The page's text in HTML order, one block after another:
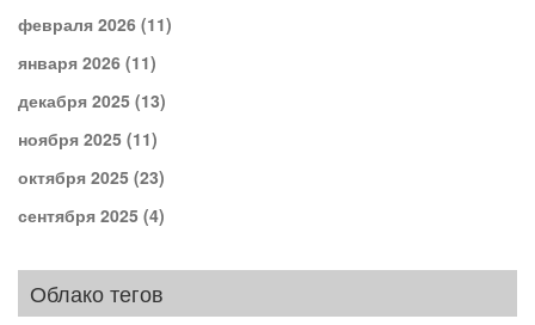
февраля 2026 (11)
января 2026 (11)
декабря 2025 (13)
ноября 2025 (11)
октября 2025 (23)
сентября 2025 (4)
Облако тегов